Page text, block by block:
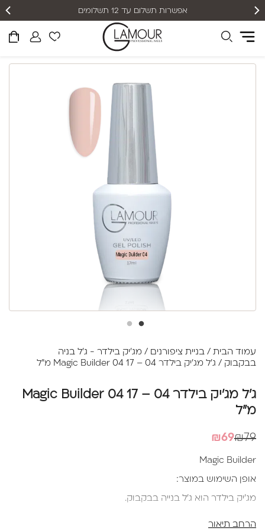
אפשרות תשלום עד 12 תשלומים
עמוד הבית / בניית ציפורנים / מג'יק בילדר - ג'ל בניה
בבקבוק / ג'ל מג'יק בילדר 04 – Magic Builder 04 17 מ"ל
ג'ל מג'יק בילדר 04 – Magic Builder 04 17
מ"ל
₪79
המחיר
₪79.
₪69
המחיר
₪69.
Magic Builder
אופן השימוש במוצר:
מג'יק בילדר הוא ג'ל בנייה בבקבוק.
הרחב תיאור